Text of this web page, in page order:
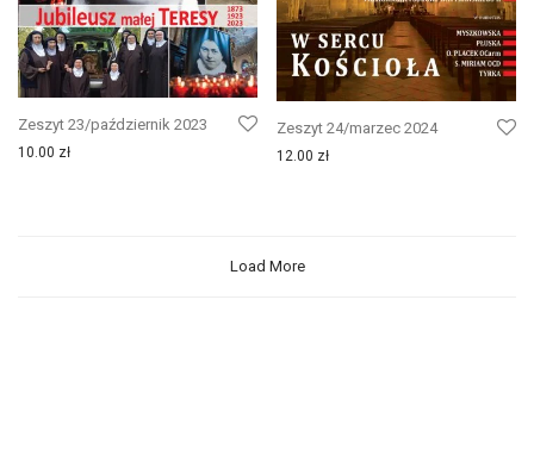
Zeszyt 23/październik 2023
10.00 zł
Zeszyt 24/marzec 2024
12.00 zł
Load More